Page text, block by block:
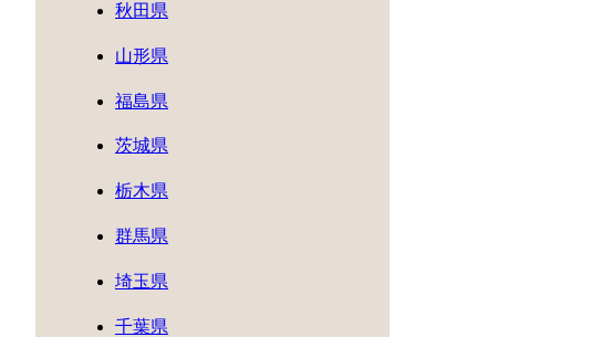
秋田県
山形県
福島県
茨城県
栃木県
群馬県
埼玉県
千葉県